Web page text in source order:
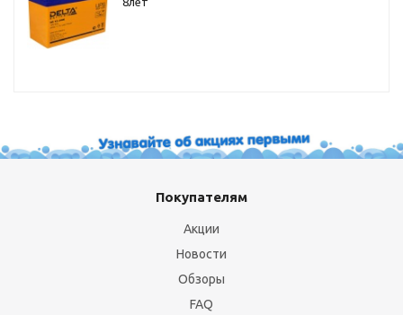
Покупателям
Акции
Новости
Обзоры
FAQ